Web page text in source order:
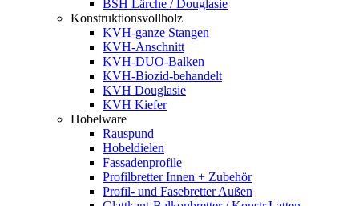
BSH Lärche / Douglasie
Konstruktionsvollholz
KVH-ganze Stangen
KVH-Anschnitt
KVH-DUO-Balken
KVH-Biozid-behandelt
KVH Douglasie
KVH Kiefer
Hobelware
Rauspund
Hobeldielen
Fassadenprofile
Profilbretter Innen + Zubehör
Profil- und Fasebretter Außen